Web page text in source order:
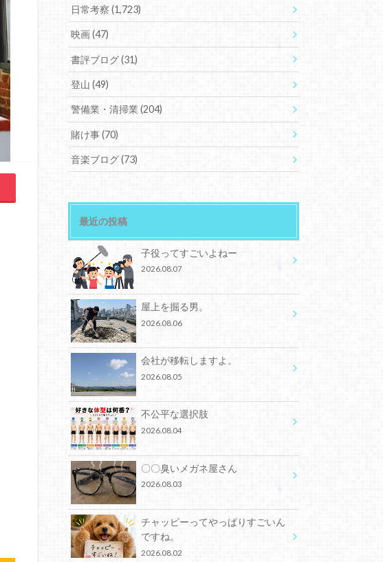
日常考察(1,723)
映画(47)
書評ブログ(31)
登山(49)
警備業・清掃業(204)
賭け事(70)
音楽ブログ(73)
最近の投稿
子役ってすごいよねー
2026.08.07
屋上を掘る男。
2026.08.06
会社が移転しますよ。
2026.08.05
不公平な選択肢
2026.08.04
〇〇臭いメガネ屋さん
2026.08.03
チャッピーってやっぱりすごいん
ですね。
2026.08.02